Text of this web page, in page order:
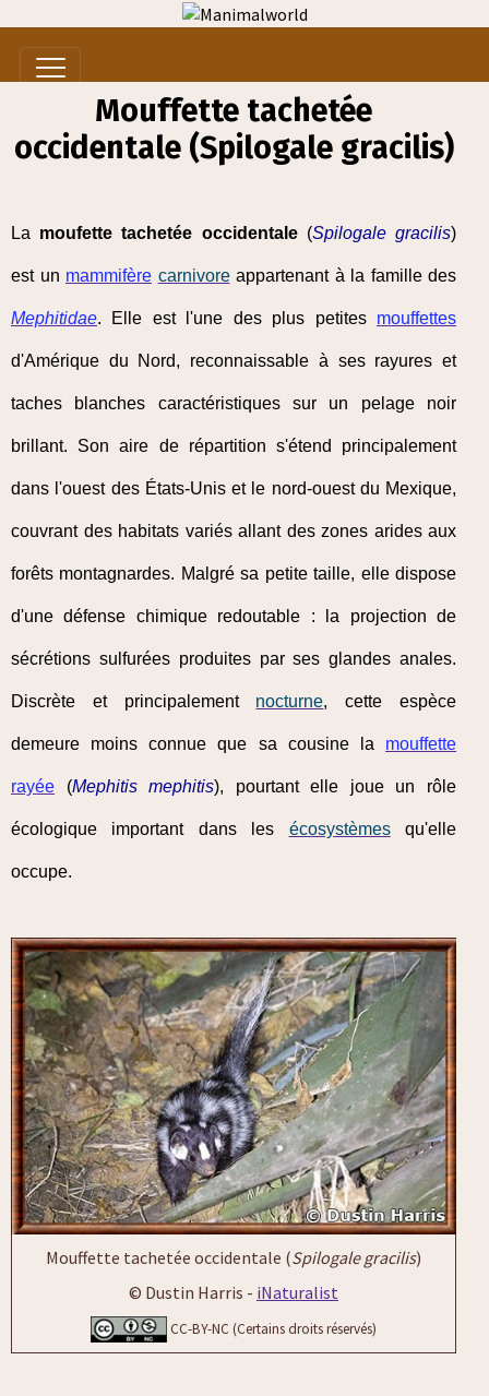
Mouffette tachetée
occidentale (Spilogale gracilis)
La moufette tachetée occidentale(Spilogale gracilis)
est un mammifère carnivoreappartenant à la famille des
Mephitidae. Elle est l'une des plus petites mouffettes
d'Amérique du Nord, reconnaissable à ses rayures et
taches blanches caractéristiques sur un pelage noir
brillant. Son aire de répartition s'étend principalement
dans l'ouest des États-Unis et le nord-ouest du Mexique,
couvrant des habitats variés allant des zones arides aux
forêts montagnardes. Malgré sa petite taille, elle dispose
d'une défense chimique redoutable : la projection de
sécrétions sulfurées produites par ses glandes anales.
Discrète et principalement nocturne, cette espèce
demeure moins connue que sa cousine la mouffette
rayée (Mephitis mephitis), pourtant elle joue un rôle
écologique important dans les écosystèmesqu'elle
occupe.
Mouffette tachetée occidentale (Spilogale gracilis)
© Dustin Harris - iNaturalist
CC-BY-NC (Certains droits réservés)